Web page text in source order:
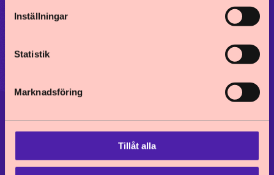
Inställningar
Statistik
Marknadsföring
Tillåt alla
Stöd och verktyg
Aktuellt
KONTAKT
info@barnombudsmannen.se